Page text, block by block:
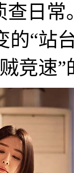
查日
的“站
竞速